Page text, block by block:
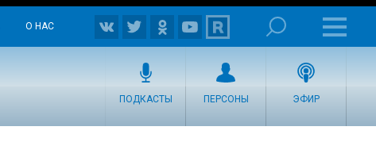
О НАС
ПОДКАСТЫ ПЕРСОНЫ ЭФИР